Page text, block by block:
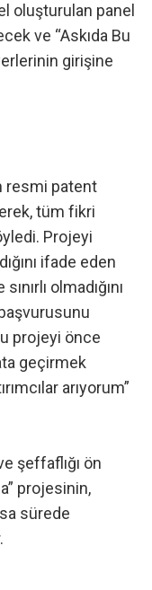
oluşturulan panel
ve “Askıda Bu
girişine
resmi patent
tüm fikri
Projeyi
ifade eden
olmadığını
projeyi önce
geçirmek
arıyorum”
şeffaflığı ön
projesinin,
sürede